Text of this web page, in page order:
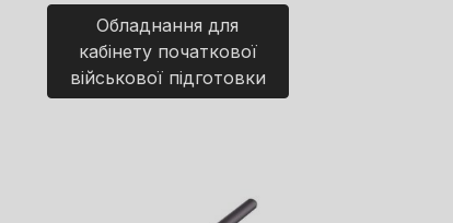
Обладнання для
кабінету початкової
військової підготовки